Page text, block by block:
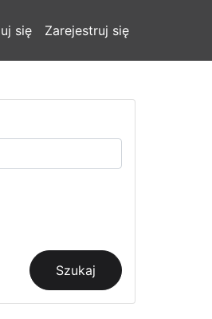
się Zarejestruj się
Szukaj